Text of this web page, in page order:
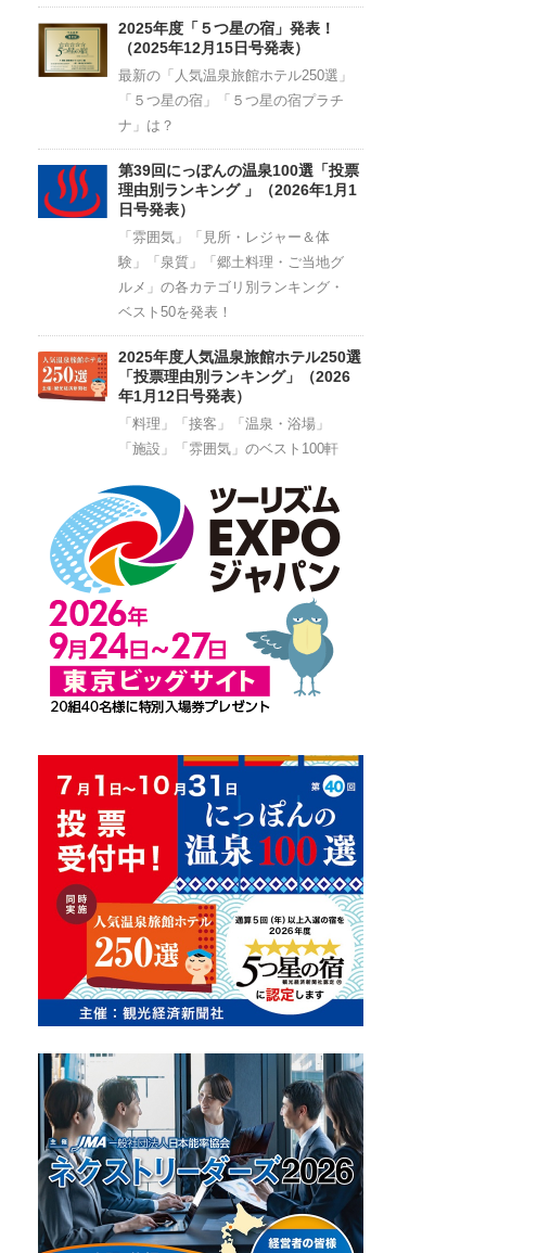
2025年度「５つ星の宿」発表！
（2025年12月15日号発表）
最新の「人気温泉旅館ホテル250選」
「５つ星の宿」「５つ星の宿プラチ
ナ」は？
第39回にっぽんの温泉100選「投票
理由別ランキング 」（2026年1月1
日号発表）
「雰囲気」「見所・レジャー＆体
験」「泉質」「郷土料理・ご当地グ
ルメ」の各カテゴリ別ランキング・
ベスト50を発表！
2025年度人気温泉旅館ホテル250選
「投票理由別ランキング」（2026
年1月12日号発表）
「料理」「接客」「温泉・浴場」
「施設」「雰囲気」のベスト100軒